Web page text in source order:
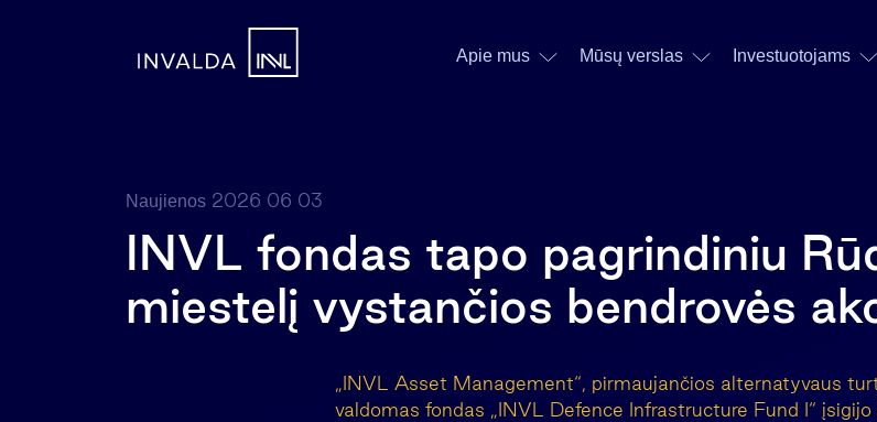
Apie mus Mūsų verslas Investuotojams
Naujienos 2026 06 03
INVL fondas tapo pagrindiniu
miestelį vystančios bendrovės
„INVL Asset Management“, pirmaujančios alternatyvaus
valdomas fondas „INVL Defence Infrastructure Fund I“ įsigijo